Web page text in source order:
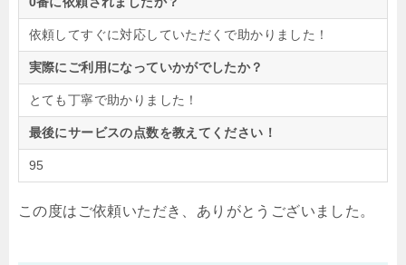
依頼してすぐに対応していただくで助かりました！
実際にご利用になっていかがでしたか？
とても丁寧で助かりました！
最後にサービスの点数を教えてください！
95
この度はご依頼いただき、ありがとうございました。